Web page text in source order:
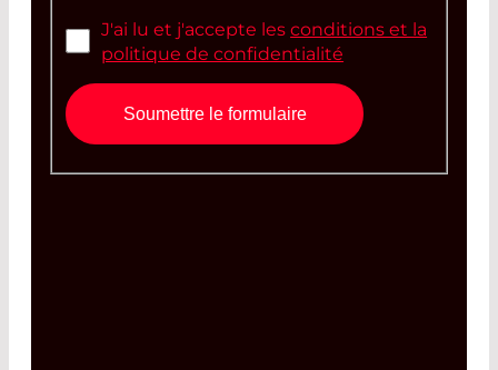
J'ai lu et j'accepte lesconditions et la
politique de confidentialité
Soumettre le formulaire